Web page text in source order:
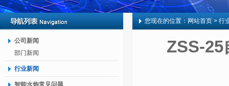
公司新闻
部门新闻
行业新闻
智能水炮常见问题
您现在的位置： 网站首页 > 行
ZSS-25